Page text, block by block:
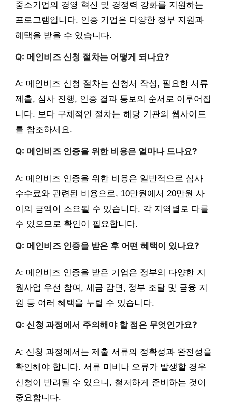
중소기업의 경영 혁신 및 경쟁력 강화를 지원하는
프로그램입니다. 인증 기업은 다양한 정부 지원과
혜택을 받을 수 있습니다.
Q: 메인비즈 신청 절차는 어떻게 되나요?
A: 메인비즈 신청 절차는 신청서 작성, 필요한 서류
제출, 심사 진행, 인증 결과 통보의 순서로 이루어집
니다. 보다 구체적인 절차는 해당 기관의 웹사이트
를 참조하세요.
Q: 메인비즈 인증을 위한 비용은 얼마나 드나요?
A: 메인비즈 인증을 위한 비용은 일반적으로 심사
수수료와 관련된 비용으로, 10만원에서 20만원 사
이의 금액이 소요될 수 있습니다. 각 지역별로 다를
수 있으므로 확인이 필요합니다.
Q: 메인비즈 인증을 받은 후 어떤 혜택이 있나요?
A: 메인비즈 인증을 받은 기업은 정부의 다양한 지
원사업 우선 참여, 세금 감면, 정부 조달 및 금융 지
원 등 여러 혜택을 누릴 수 있습니다.
Q: 신청 과정에서 주의해야 할 점은 무엇인가요?
A: 신청 과정에서는 제출 서류의 정확성과 완전성을
확인해야 합니다. 서류 미비나 오류가 발생할 경우
신청이 반려될 수 있으니, 철저하게 준비하는 것이
중요합니다.